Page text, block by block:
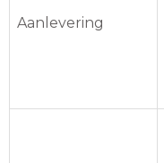
Aanlevering